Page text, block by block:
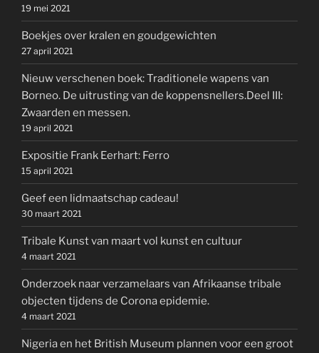
19 mei 2021
Boekjes over kralen en goudgewichten
27 april 2021
Nieuw verschenen boek: Traditionele wapens van
Borneo. De uitrusting van de koppensnellers.Deel III:
Zwaarden en messen.
19 april 2021
Expositie Frank Eerhart: Ferro
15 april 2021
Geef een lidmaatschap cadeau!
30 maart 2021
Tribale Kunst van maart vol kunst en cultuur
4 maart 2021
Onderzoek naar verzamelaars van Afrikaanse tribale
objecten tijdens de Corona epidemie.
4 maart 2021
Nigeria en het British Museum plannen voor een groot